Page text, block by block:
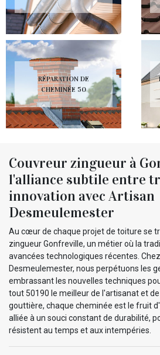
RÉPARATION DE
CHEMINÉE 50
Couvreur zingueur à
l'alliance subtile entre
innovation avec Artisan
Desmeulemester
Au cœur de chaque projet de toiture se
zingueur Gonfreville, un métier où la
avancées technologiques récentes.
Desmeulemester, nous perpétuons les
embrassant les nouvelles techniques
tout 50190 le meilleur de l'artisanat et
gouttière, chaque cheminée est le fruit
alliée à un souci constant de durabilité,
résistent au temps et aux intempéries.